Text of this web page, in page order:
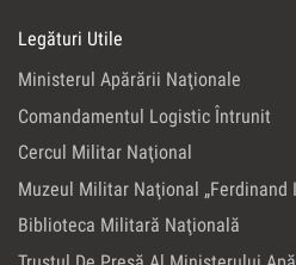
Legături Utile
Ministerul Apărării Naţionale
Comandamentul Logistic Întrunit
Cercul Militar Naţional
Muzeul Militar Naţional „Ferdinand
Biblioteca Militară Naţională